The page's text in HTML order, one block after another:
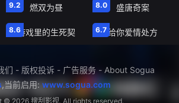
9.2 燃双为昼 8.0 盛唐奇案
8.6
第7集
游戏里的生死契 6.7
第34集
给你爱情处方
们 - 版权投诉- 广告服务- About Sogua
,当前启用:www.sogua.com
©2026 搜刮影视. All rights reserved.